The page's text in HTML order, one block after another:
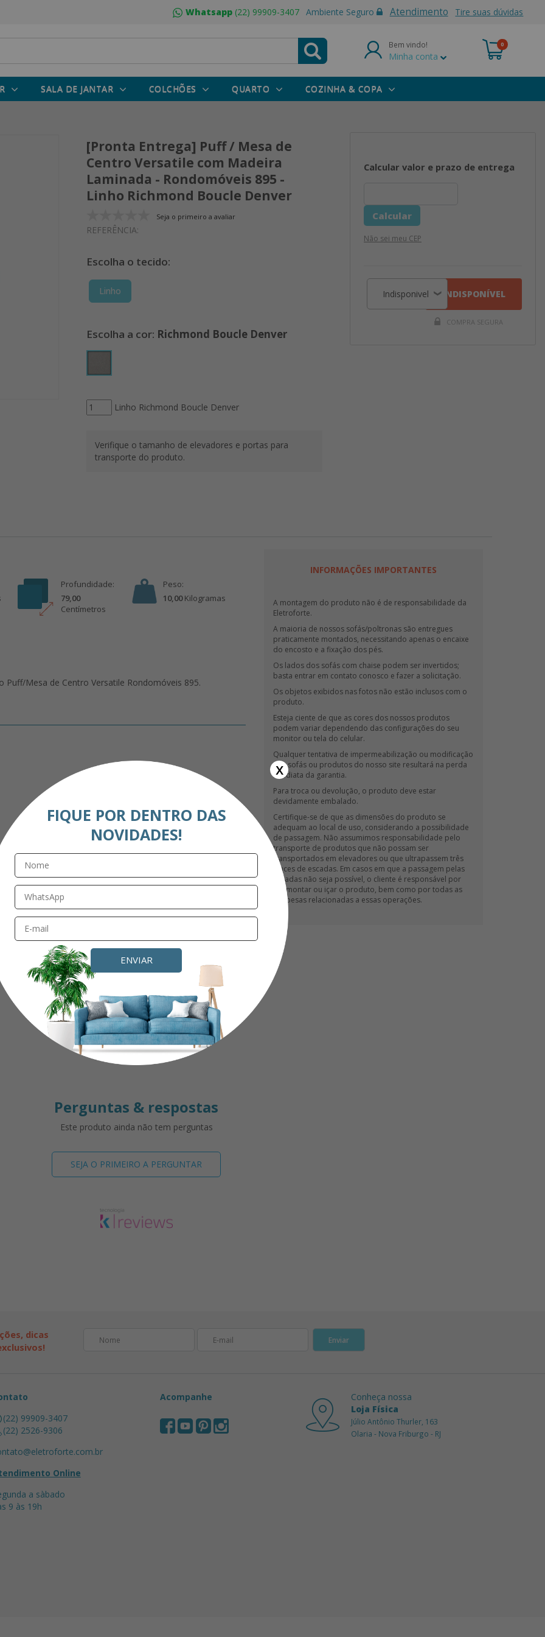
Whatsapp(22) 99909-3407 Ambiente Seguro Atendimento Tire suas dúvidas
Bem vindo!
Minha conta
0
SALA DE JANTAR COLCHÕES QUARTO COZINHA & COPA
[Pronta Entrega] Puff / Mesa de
Centro Versatile com Madeira
Laminada - Rondomóveis 895 -
Linho Richmond Boucle Denver
Seja o primeiro a avaliar
REFERÊNCIA:
Linho
Richmond Boucle Denver
Linho Richmond Boucle Denver
Verifique o tamanho de elevadores e portas para
transporte do produto.
Este produto não está disponível
me quando chegar
Calcular valor e prazo de entrega
Não sei meu CEP
INDISPONÍVEL
COMPRA SEGURA
Profundidade:
79,00
Centímetros
Peso:
10,00 Kilogramas
Puff/Mesa de Centro Versatile Rondomóveis 895.
de madeira laminada confere ao Puff/Mesa de Centro
Ele também possui Tampo com lâmina de Madeira, pés
de Centro Versatile 895 com Madeira Laminada. Una
para criar um espaço verdadeiramente único. Transforme
INFORMAÇÕES IMPORTANTES
A montagem do produto não é de responsabilidade da
Eletroforte.
A maioria de nossos sofás/poltronas são entregues
praticamente montados, necessitando apenas o encaixe
do encosto e a fixação dos pés.
Os lados dos sofás com chaise podem ser invertidos;
basta entrar em contato conosco e fazer a solicitação.
Os objetos exibidos nas fotos não estão inclusos com o
produto.
Esteja ciente de que as cores dos nossos produtos
podem variar dependendo das configurações do seu
monitor ou tela do celular.
Qualquer tentativa de impermeabilização ou modificação
nos sofás ou produtos do nosso site resultará na perda
imediata da garantia.
Para troca ou devolução, o produto deve estar
devidamente embalado.
Certifique-se de que as dimensões do produto se
adequam ao local de uso, considerando a possibilidade
de passagem. Não assumimos responsabilidade pelo
transporte de produtos que não possam ser
transportados em elevadores ou que ultrapassem três
lances de escadas. Em casos em que a passagem pelas
escadas não seja possível, o cliente é responsável por
desmontar ou içar o produto, bem como por todas as
despesas relacionadas a essas operações.
Avaliações
Este produto ainda não tem avaliações
SEJA O PRIMEIRO A AVALIAR
Perguntas & respostas
Este produto ainda não tem perguntas
SEJA O PRIMEIRO A PERGUNTAR
dicas
(22) 99909-3407
(22) 2526-9306
Online
a sàbado
9 às 19h
Acompanhe
Conheça nossa
Loja Física
Júlio Antônio Thurler, 163
Olaria - Nova Friburgo - RJ
x
FIQUE POR DENTRO DAS
NOVIDADES!
ENVIAR